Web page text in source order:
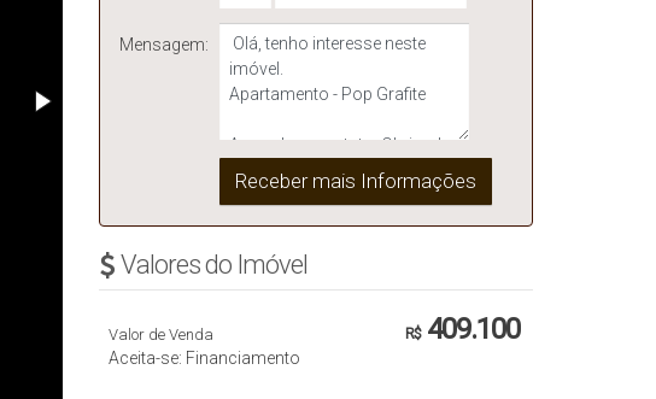
Mensagem:
Valores do Imóvel
R$409.100
Valor de Venda
Aceita-se: Financiamento